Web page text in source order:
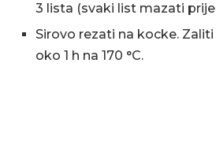
3 lista (svaki list mazati
Sirovo rezati na kocke.
oko 1 h na 170 °C.